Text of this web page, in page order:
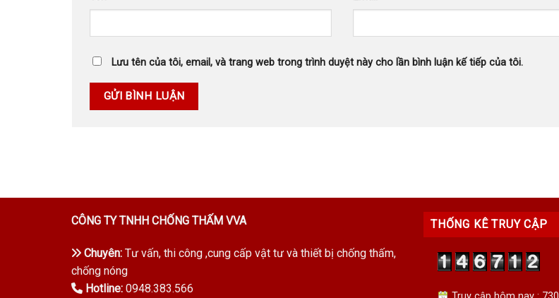
Lưu tên của tôi, email, và trang web trong trình duyệt này cho lần bình luận kế tiếp của tôi.
CÔNG TY TNHH CHỐNG THẤM VVA
Chuyên:Tư vấn, thi công ,cung cấp vật tư và thiết bị chống thấm,
chống nóng
Hotline:0948.383.566
THỐNG KÊ TRUY CẬP